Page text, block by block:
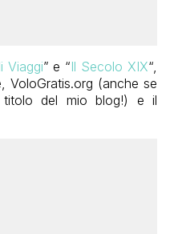
Viaggi” e “Il Secolo XIX“,
VoloGratis.org (anche se
titolo del mio blog!) e il